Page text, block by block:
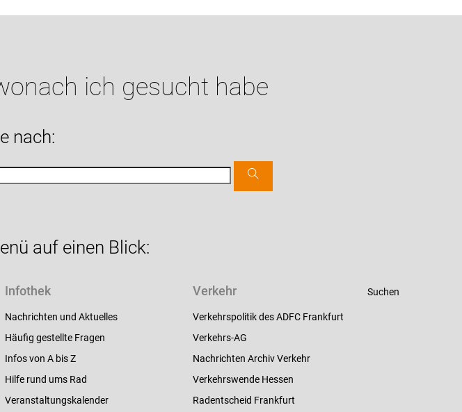
ich gesucht habe
nach:
auf einen Blick:
Infothek
Nachrichten und Aktuelles
Häufig gestellte Fragen
Infos von A bis Z
Hilfe rund ums Rad
Veranstaltungskalender
Verkehr
Verkehrspolitik des ADFC Frankfurt
Verkehrs-AG
Nachrichten Archiv Verkehr
Verkehrswende Hessen
Radentscheid Frankfurt
Suchen